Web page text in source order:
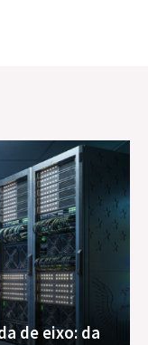
de eixo: da